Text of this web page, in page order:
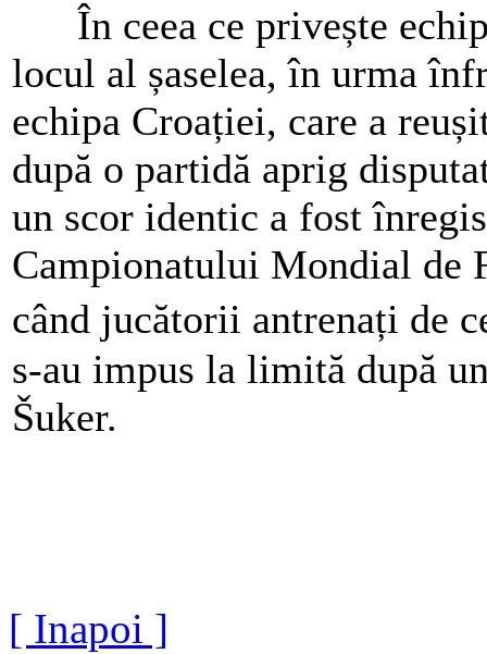
În ceea ce privește
locul al șaselea, în urma
echipa Croației, care a
după o partidă aprig
un scor identic a fost
Campionatului Mondial de
când jucătorii antrenați de
s-au impus la limită după
Šuker.
[ Inapoi ]